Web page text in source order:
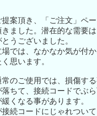
案頂き、「ご注文」ペ
ました。潜在的な需要
うございました。
では、なかなか気が付
思います。
のご使用では、損傷す
ちて、接続コードでぶ
くなる事があります。
続コードにじゃれつい